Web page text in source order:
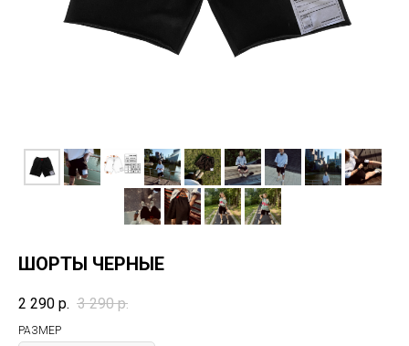
ШОРТЫ ЧЕРНЫЕ
2 290 р. 3 290 р.
РАЗМЕР